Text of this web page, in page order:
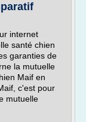
internet
santé chien
garanties de
la mutuelle
Maif en
c'est pour
mutuelle